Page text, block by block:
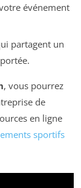
événement
partagent un
, vous pourrez
de
en ligne
sportifs